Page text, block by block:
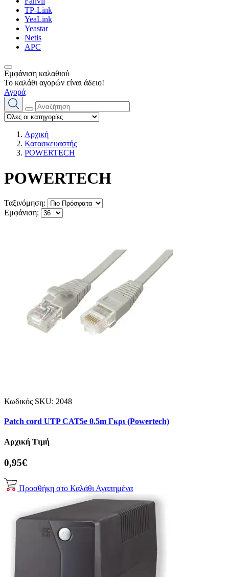
TP-Link
YeaLink
Yeastar
Netis
APC
Εμφάνιση καλαθιού
Το καλάθι αγορών είναι άδειο!
Αγορά
Αρχική
Κατασκευαστής
POWERTECH
POWERTECH
Ταξινόμηση:
Εμφάνιση:
Κωδικός SKU: 2048
Patch cord UTP CAT5e 0.5m Γκρι (Powertech)
Αρχική Τιμή
0,95€
Προσθήκη στο Καλάθι Αγαπημένα